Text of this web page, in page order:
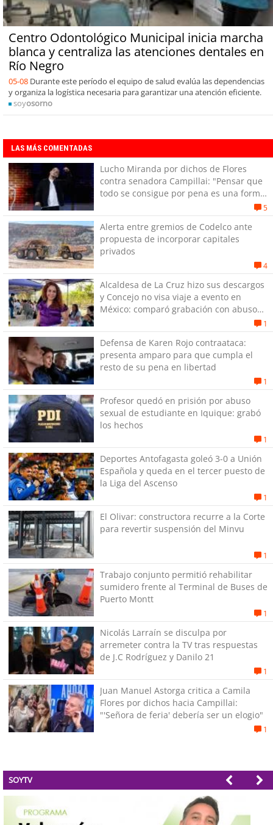
Centro Odontológico Municipal inicia marcha
blanca y centraliza las atenciones dentales en
Río Negro
05-08 Durante este período el equipo de salud evalúa las dependencias
y organiza la logística necesaria para garantizar una atención eficiente.
soyosorno
LAS MÁS COMENTADAS
Lucho Miranda por dichos de Flores
contra senadora Campillai: "Pensar que
todo se consigue por pena es una forma
5
Alerta entre gremios de Codelco ante
propuesta de incorporar capitales
privados
4
Alcaldesa de La Cruz hizo sus descargos
y Concejo no visa viaje a evento en
México: comparó grabación con abuso
1
Defensa de Karen Rojo contraataca:
presenta amparo para que cumpla el
resto de su pena en libertad
1
Profesor quedó en prisión por abuso
sexual de estudiante en Iquique: grabó
los hechos
1
Deportes Antofagasta goleó 3-0 a Unión
Española y queda en el tercer puesto de
la Liga del Ascenso
1
El Olivar: constructora recurre a la Corte
para revertir suspensión del Minvu
1
Trabajo conjunto permitió rehabilitar
sumidero frente al Terminal de Buses de
Puerto Montt
1
Nicolás Larraín se disculpa por
arremeter contra la TV tras respuestas
de J.C Rodríguez y Danilo 21
1
Juan Manuel Astorga critica a Camila
Flores por dichos hacia Campillai:
"'Señora de feria' debería ser un elogio"
1
SOYTV